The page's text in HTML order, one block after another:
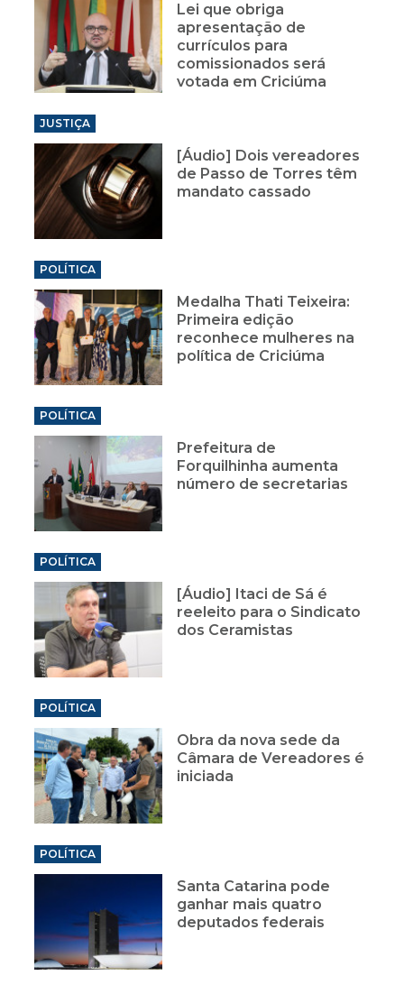
Lei que obriga
apresentação de
currículos para
comissionados será
votada em Criciúma
JUSTIÇA
[Áudio] Dois vereadores
de Passo de Torres têm
mandato cassado
POLÍTICA
Medalha Thati Teixeira:
Primeira edição
reconhece mulheres na
política de Criciúma
POLÍTICA
Prefeitura de
Forquilhinha aumenta
número de secretarias
POLÍTICA
[Áudio] Itaci de Sá é
reeleito para o Sindicato
dos Ceramistas
POLÍTICA
Obra da nova sede da
Câmara de Vereadores é
iniciada
POLÍTICA
Santa Catarina pode
ganhar mais quatro
deputados federais